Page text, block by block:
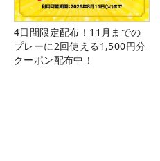
4日間限定配布！11月までの
プレーに2回使える1,500円分
クーポン配布中！